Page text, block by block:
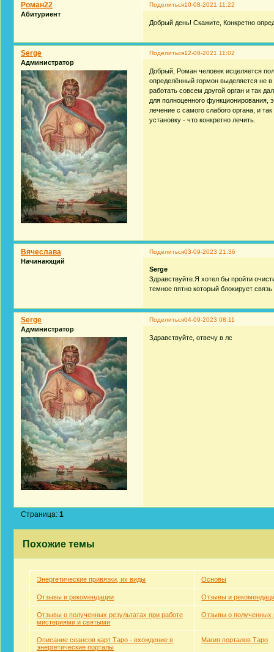
Поделиться10-08-2021 11:22
Роман22
Абитуриент
Добрый день! Скажите, Конкретно
Поделиться12-08-2021 11:02
Serge
Администратор
Добрый, Роман человек исцеляется
определённый гормон выделяется не
работать совсем другой орган и так
для полноценного
лечение с самого слабого органа, и
установку - что конкретно лечить.
Поделиться03-09-2023 21:36
Вячеслава
Начинающий
Serge
Здравствуйте.Я хотел бы пройти
темное пятно который блокирует
Поделиться04-09-2023 08:11
Serge
Администратор
Здравствуйте, отвечу в лс
Страница:1
Похожие темы
Энергетические привязки, их виды Основы
Отзывы и рекомендации Отзывы и
Отзывы о полученных результатах при работе
мистериями и святыми
Отзывы о полученных
Описание сеансов карт Таро - вхождение в
энергетические порталы
Магия порталов Таро